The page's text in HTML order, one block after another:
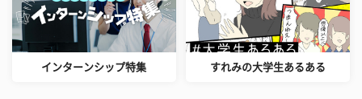
インターンシップ特集 すれみの大学生あるある